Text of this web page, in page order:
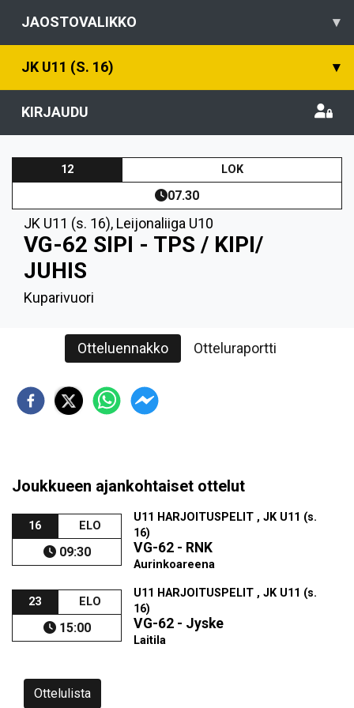
JAOSTOVALIKKO ▾
JK U11 (S. 16) ▾
KIRJAUDU
12 LOK
07.30
JK U11 (s. 16), Leijonaliiga U10
VG-62 SIPI - TPS / KIPI/
JUHIS
Kuparivuori
Otteluennakko Otteluraportti
Joukkueen ajankohtaiset ottelut
16 ELO
09:30
U11 HARJOITUSPELIT , JK U11 (s.
16)
VG-62 - RNK
Aurinkoareena
23 ELO
15:00
U11 HARJOITUSPELIT , JK U11 (s.
16)
VG-62 - Jyske
Laitila
Ottelulista